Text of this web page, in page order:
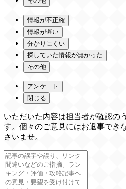
情報が不正確
情報が遅い
分かりにくい
探していた情報が無かった
その他
アンケート
閉じる
いただいた内容は担当者が確認の
す。個々のご意見にはお返事でき
さいませ。